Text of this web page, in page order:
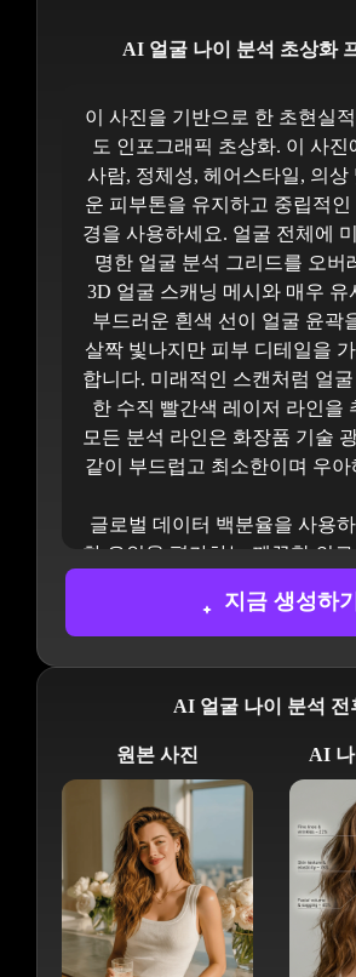
AI 얼굴 나이 분석 전
원본 사진 AI
AI 얼굴 나이 분석 초상화
이 사진을 기반으로 한 초현실
도 인포그래픽 초상화. 이 사진
사람, 정체성, 헤어스타일, 의상
운 피부톤을 유지하고 중립적인
경을 사용하세요. 얼굴 전체에
명한 얼굴 분석 그리드를 오버
3D 얼굴 스캐닝 메시와 매우 유
부드러운 흰색 선이 얼굴 윤곽
살짝 빛나지만 피부 디테일을
합니다. 미래적인 스캔처럼 얼
한 수직 빨간색 레이저 라인을
모든 분석 라인은 화장품 기술
같이 부드럽고 최소한이며 우아
글로벌 데이터 백분율을 사용
화 요인을 평가하는 깨끗한 의
1. 잔주름과 주름
2. 피부 질감과 탄력
3. 얼굴 볼륨과 처짐
4. 눈 주변 노화 징후
각 요소에 대해 관련된 얼굴 영
얇은 선이 있는 작은 라벨을 배
에 짧은 제목과 0-100%의 현실
수(글로벌 데이터 기반)를 작성
들어:
"잔주름 및 주름 -
"피부 질감 및 탄력성 -
지금 생성하기